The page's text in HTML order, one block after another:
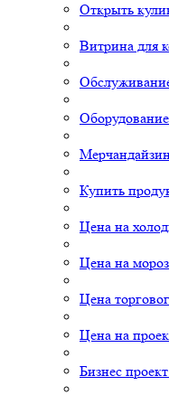
Открыть
Витрина для
Купить
Цена на
Цена на
Цена
Цена на
Бизнес